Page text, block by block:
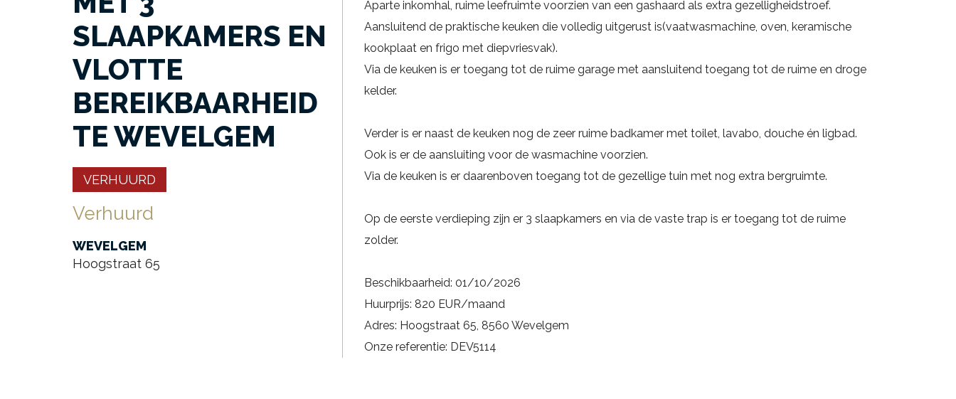
SLAAPKAMERS EN
VLOTTE
BEREIKBAARHEID
TE WEVELGEM
VERHUURD
Verhuurd
WEVELGEM
Hoogstraat 65
Aparte inkomhal, ruime leefruimte voorzien van een gashaard als extra gezelligheidstroef.
Aansluitend de praktische keuken die volledig uitgerust is(vaatwasmachine, oven, keramische
kookplaat en frigo met diepvriesvak).
Via de keuken is er toegang tot de ruime garage met aansluitend toegang tot de ruime en droge
kelder.
Verder is er naast de keuken nog de zeer ruime badkamer met toilet, lavabo, douche én ligbad.
Ook is er de aansluiting voor de wasmachine voorzien.
Via de keuken is er daarenboven toegang tot de gezellige tuin met nog extra bergruimte.
Op de eerste verdieping zijn er 3 slaapkamers en via de vaste trap is er toegang tot de ruime
zolder.
Beschikbaarheid: 01/10/2026
Huurprijs: 820 EUR/maand
Adres: Hoogstraat 65, 8560 Wevelgem
Onze referentie: DEV5114